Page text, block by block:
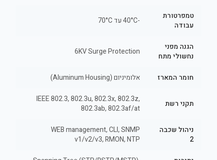
טמפרטורת
עבודה
-40°C עד 70°C
הגנה מפני
נחשולי מתח
6KV Surge Protection
חומר המארז אלומיניום (Aluminum Housing)
תקני רשת
IEEE 802.3, 802.3u, 802.3x, 802.3z,
802.3ab, 802.3af/at
ניהול שכבה
2
WEB management, CLI, SNMP
v1/v2/v3, RMON, NTP